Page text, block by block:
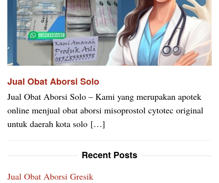
Jual Obat Aborsi Solo
Jual Obat Aborsi Solo – Kami yang merupakan apotek
online menjual obat aborsi misoprostol cytotec original
untuk daerah kota solo […]
Recent Posts
Jual Obat Aborsi Gresik